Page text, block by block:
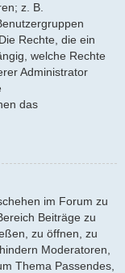
z. B.
Rechte, die ein
welche Rechte
Administrator
das
im Forum zu
Beiträge zu
zu öffnen, zu
Moderatoren,
Thema Passendes,